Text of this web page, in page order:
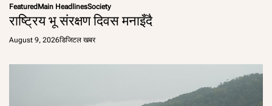
FeaturedMain HeadlinesSociety
राष्ट्रिय भू संरक्षण दिवस मनाइँदै
August 9, 2026डिजिटल खबर